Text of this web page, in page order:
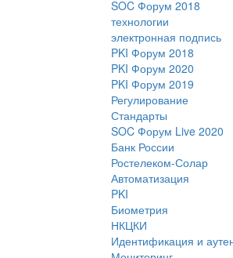
SOC Форум 2018
технологии
электронная подпись
PKI Форум 2018
PKI Форум 2020
PKI Форум 2019
Регулирование
Стандарты
SOC Форум Live 2020
Банк России
Ростелеком-Солар
Автоматизация
PKI
Биометрия
НКЦКИ
Идентификация и